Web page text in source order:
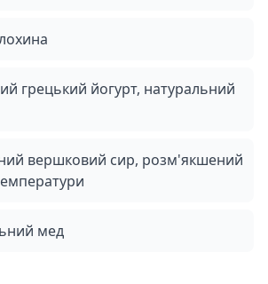
грецький йогурт, натуральний
вершковий сир, розм'якшений
мед